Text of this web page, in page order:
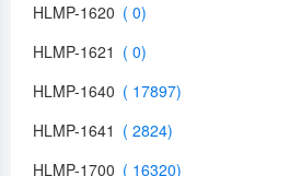
HLMP-1620
HLMP-1621
HLMP-1640
HLMP-1641
HLMP-1700